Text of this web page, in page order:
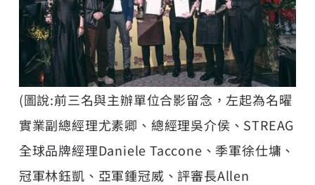
(圖說:前三名與主辦單位合影留念，左起為名曜
實業副總經理尤素卿、總經理吳介侯、STREAG
全球品牌經理Daniele Taccone、季軍徐仕墉、
冠軍林鈺凱、亞軍鍾冠威、評審長Allen